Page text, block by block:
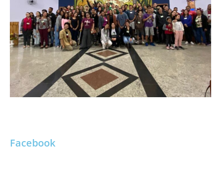
Facebook